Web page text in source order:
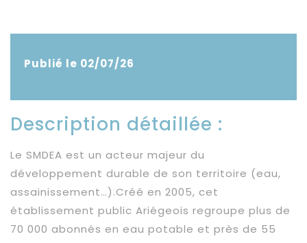
Publié le 02/07/26
Description détaillée :
Le SMDEA est un acteur majeur du
développement durable de son territoire (eau,
assainissement…).Créé en 2005, cet
établissement public Ariégeois regroupe plus de
70 000 abonnés en eau potable et près de 55